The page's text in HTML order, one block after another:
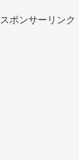
スポンサーリンク